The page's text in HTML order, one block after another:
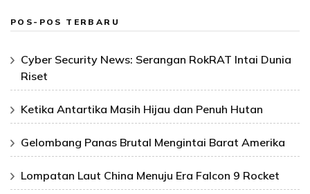
POS-POS TERBARU
Cyber Security News: Serangan RokRAT Intai Dunia
Riset
Ketika Antartika Masih Hijau dan Penuh Hutan
Gelombang Panas Brutal Mengintai Barat Amerika
Lompatan Laut China Menuju Era Falcon 9 Rocket